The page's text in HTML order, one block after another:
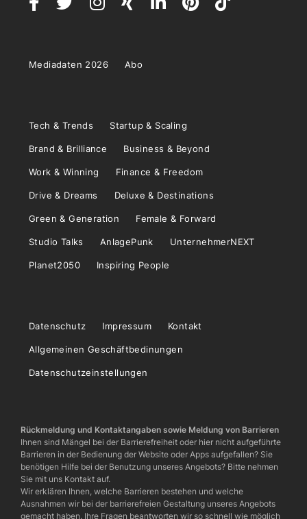
Mediadaten 2026 Abo
Tech & Trends Startup & Scaling
Brand & Brilliance Business & Beyond
Work & Winning Finance & Freedom
Drive & Dreams Deluxe & Destinations
Green & Generation Female & Forward
Studio Talks AnlagePunk UnternehmerNEXT
Planet2050 Inspiring People
Datenschutz Impressum Kontakt
Allgemeinen Geschäftbedinungen
Datenschutzeinstellungen
Rückmeldung und Kontaktangaben sowie Meldung von Barrieren
Ihnen sind Mängel bei der Barrierefreiheit oder hier nicht aufgeführte
Barrieren in der Bedienung der Website oder Apps aufgefallen? Sie
benötigen Hilfe bei der Benutzung unseres Angebots? Bitte nehmen
Sie mit uns Kontakt auf.
Wir erklären Ihnen, welche Barrieren bestehen und welche
Ausnahmen wir bei der barrierefreien Gestaltung unseres Angebots
gemacht haben. Ihre Fragen beantworten wir so schnell wie möglich